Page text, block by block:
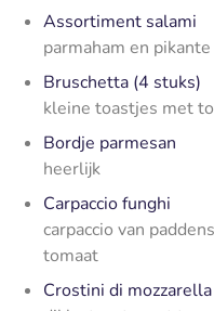
Assortiment salami
parmaham en
Bruschetta (4 stuks)
kleine toastjes met
Bordje parmesan
heerlijk
Carpaccio funghi
carpaccio van
tomaat
Crostini di